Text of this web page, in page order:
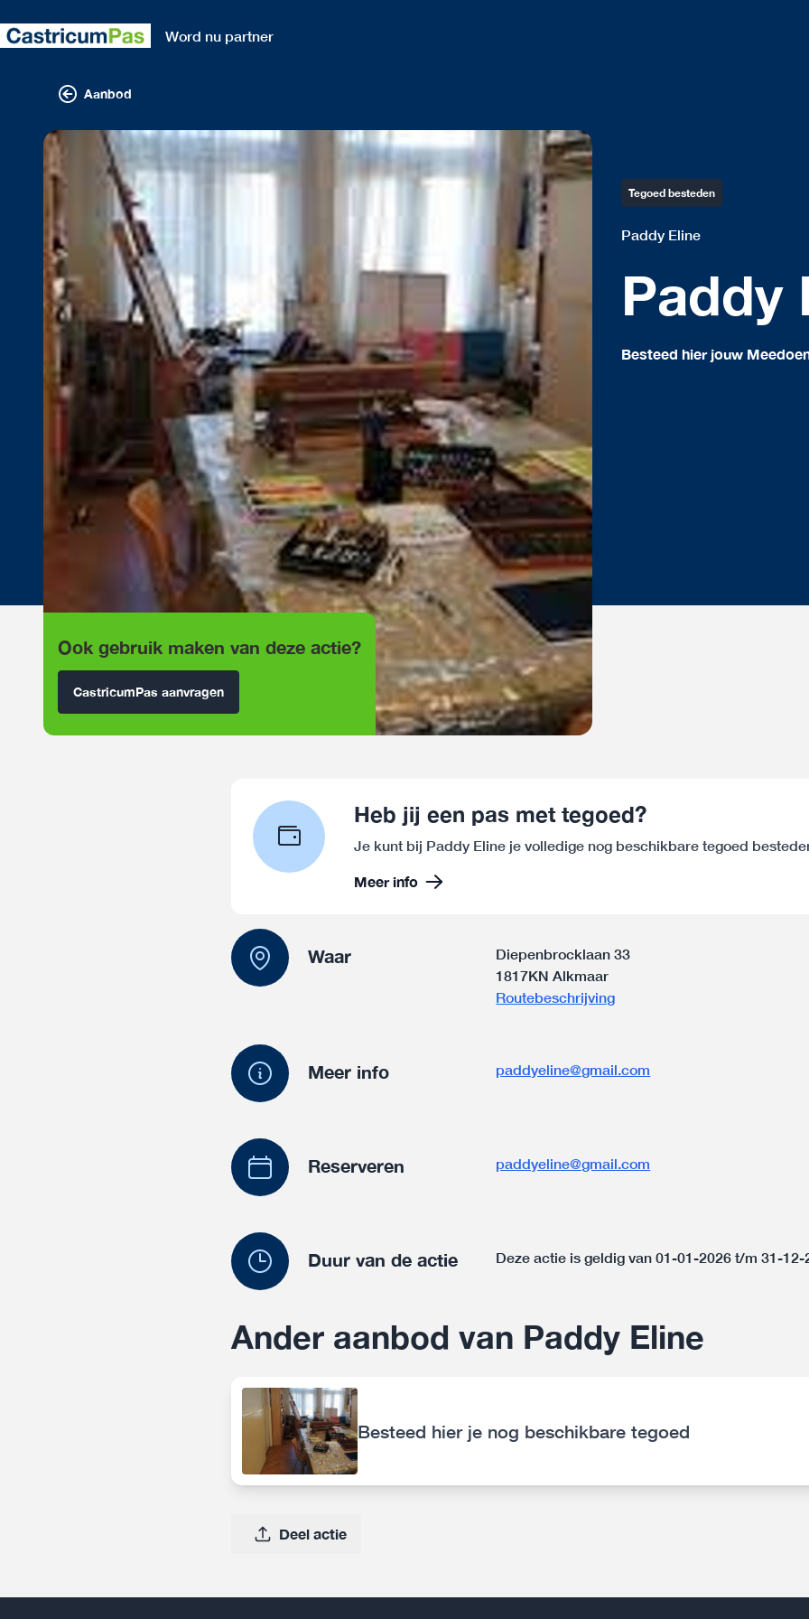
Word nu partner
Aanbod
Tegoed besteden
Paddy Eline
Paddy
Besteed hier jouw
Ook gebruik maken van deze actie?
CastricumPas aanvragen
Heb jij een pas met tegoed?
Je kunt bij Paddy Eline je volledige nog beschikbare tegoed
Meer info
Waar
Diepenbrocklaan 33
1817KN Alkmaar
Routebeschrijving
Meer info paddyeline@gmail.com
Reserveren paddyeline@gmail.com
Duur van de actie Deze actie is geldig van 01-01-2026 t/m 31-12-
Ander aanbod van Paddy Eline
Besteed hier je nog beschikbare tegoed
Deel actie